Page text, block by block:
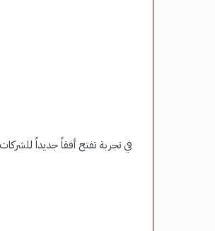
في تجربة تفتح أفقاً جديداً